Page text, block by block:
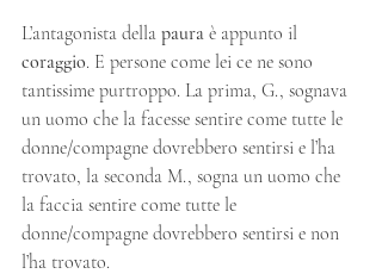
L’antagonista della paura è appunto il
coraggio. E persone come lei ce ne sono
tantissime purtroppo. La prima, G., sognava
un uomo che la facesse sentire come tutte le
donne/compagne dovrebbero sentirsi e l’ha
trovato, la seconda M., sogna un uomo che
la faccia sentire come tutte le
donne/compagne dovrebbero sentirsi e non
l’ha trovato.